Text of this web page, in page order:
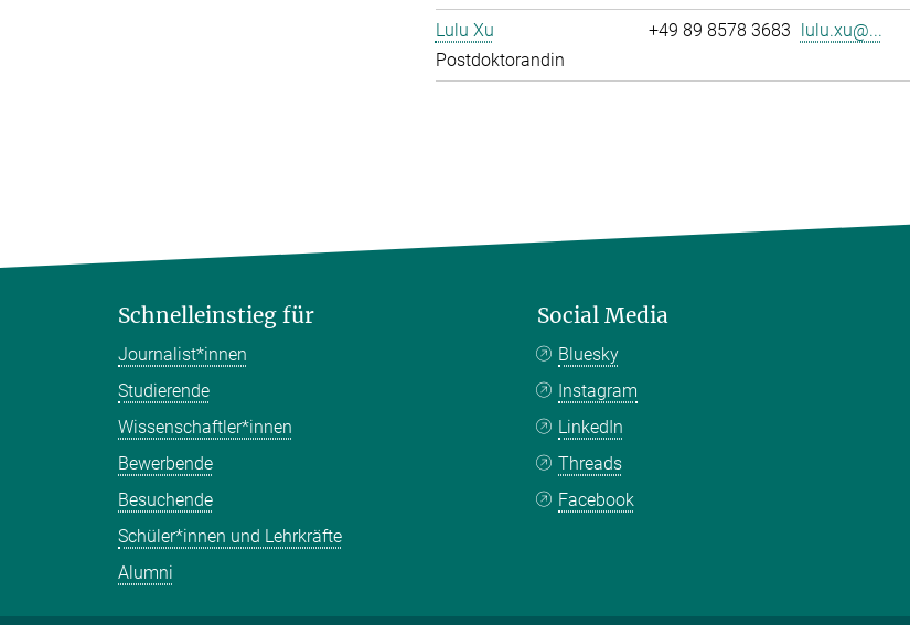
Lulu Xu
Postdoktorandin
+49 89 8578 3683 lulu.xu@...
Schnelleinstieg für
Journalist*innen
Studierende
Wissenschaftler*innen
Bewerbende
Besuchende
Schüler*innen und Lehrkräfte
Alumni
Social Media
Bluesky
Instagram
LinkedIn
Threads
Facebook